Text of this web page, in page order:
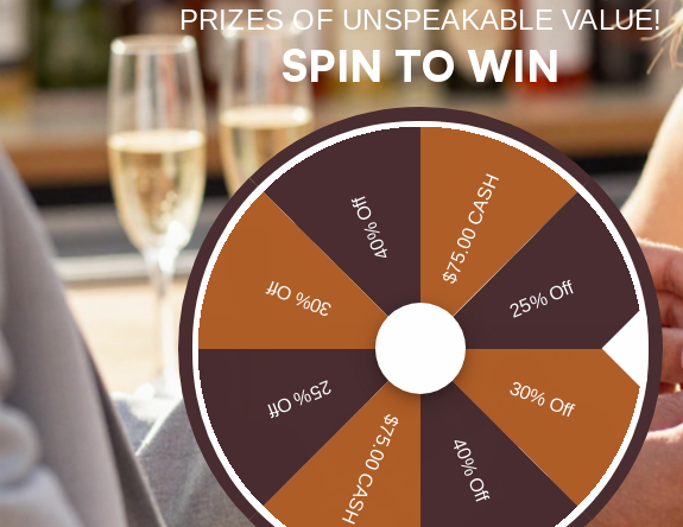
IGI建议进行充分的市场调研，通过比较不同商家的信誉和服务来找到最佳供应
的资质认证、客户评价、退换政策、专业鉴定报告以及售后服务。推荐查看
顶级
作为一个精明的买家，还需要注意一些细节。例如，可靠的供应商应能提供详
各种细节问题。建议通过多种渠道了解供应商的背景，包括官方网站、客户评
供应商。
PRIZES OF UNSPEAKABLE VALUE!
SPIN TO WIN
$75.00 CASH
25% Off
30% Off
40% Off
$75.00 CASH
25% Off
30% Off
40% Off